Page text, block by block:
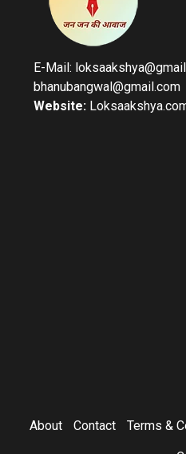
E-Mail:
bhanubangwal@gmail.com
Website:
About Contact Terms &